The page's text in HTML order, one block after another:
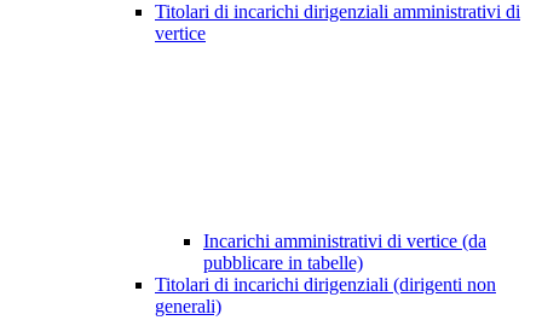
Titolari di incarichi dirigenziali amministrativi di
vertice
Incarichi amministrativi di vertice (da
pubblicare in tabelle)
Titolari di incarichi dirigenziali (dirigenti non
generali)